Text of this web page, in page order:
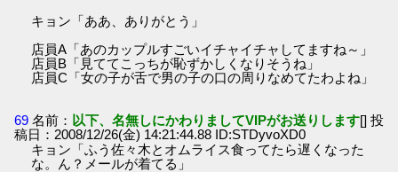
キョン「ああ、ありがとう」
店員A「あのカップルすごいイチャイチャしてますね～」
店員B「見ててこっちが恥ずかしくなりそうね」
店員C「女の子が舌で男の子の口の周りなめてたわよね」
69 名前： 以下、名無しにかわりましてVIPがお送りします[] 投
稿日：2008/12/26(金) 14:21:44.88 ID:STDyvoXD0
キョン「ふう佐々木とオムライス食ってたら遅くなった
な。ん？メールが着てる」